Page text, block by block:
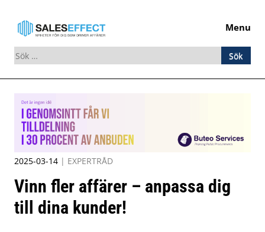
Menu
Sök
efter:
Skip
to
content
2025-03-14 | EXPERTRÅD
Vinn fler affärer – anpassa dig
till dina kunder!